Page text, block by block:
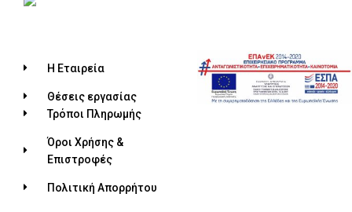
Η Εταιρεία
Θέσεις εργασίας
Τρόποι Πληρωμής
Όροι Χρήσης &
Επιστροφές
Πολιτική Απορρήτου